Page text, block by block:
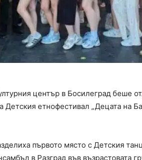
център в Босилеград беше
Детския етнофестивал „Децата на
първото място с Детския
в Разград във възрастовата